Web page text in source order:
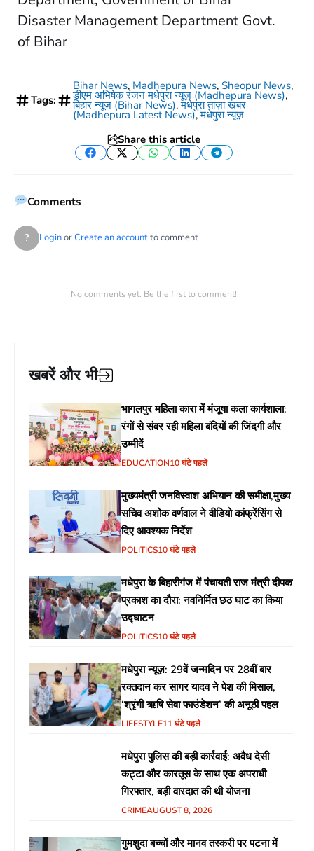
Disaster Management Department Govt.
of Bihar
Tags:
Bihar News, Madhepura News, Sheopur News,
डीएम अभिषेक रंजन मधेपुरा न्यूज़ (Madhepura News),
बिहार न्यूज़ (Bihar News),मधेपुरा ताज़ा खबर
(Madhepura Latest News),मधेपुरा न्यूज़
Share this article
Facebook
TwitterWhatsApp
LinkedInTelegram
Comments
? LoginorCreate an accountto comment
No comments yet. Be the first to comment!
खबरें और भी
भागलपुर महिला कारा में मंजूषा कला कार्यशाला:
रंगों से संवर रही महिला बंदियों की जिंदगी और
उम्मीदें
EDUCATION10 घंटे पहले
मुख्यमंत्री जनविस्वाश अभियान की समीक्षा,मुख्य
सचिव अशोक वर्णवाल ने वीडियो कांफ्रेंसिंग से
दिए आवश्यक निर्देश
POLITICS10 घंटे पहले
मधेपुरा के बिहारीगंज में पंचायती राज मंत्री दीपक
प्रकाश का दौरा: नवनिर्मित छठ घाट का किया
उद्घाटन
POLITICS10 घंटे पहले
मधेपुरा न्यूज़: 29वें जन्मदिन पर 28वीं बार
रक्तदान कर सागर यादव ने पेश की मिसाल,
‘श्रृंगी ऋषि सेवा फाउंडेशन’ की अनूठी पहल
LIFESTYLE11 घंटे पहले
मधेपुरा पुलिस की बड़ी कार्रवाई: अवैध देसी
कट्टा और कारतूस के साथ एक अपराधी
गिरफ्तार, बड़ी वारदात की थी योजना
CRIMEAUGUST 8, 2026
गुमशुदा बच्चों और मानव तस्करी पर पटना में